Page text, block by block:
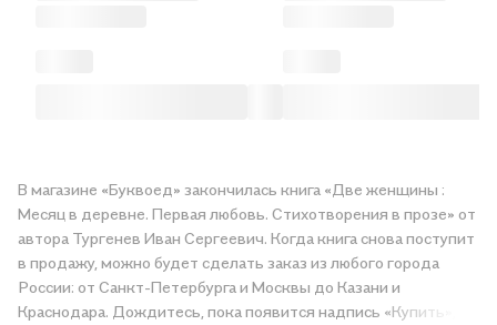
В магазине «Буквоед» закончилась книга «Две женщины :
Месяц в деревне. Первая любовь. Стихотворения в прозе» от
автора Тургенев Иван Сергеевич. Когда книга снова поступит
в продажу, можно будет сделать заказ из любого города
России: от Санкт-Петербурга и Москвы до Казани и
Краснодара. Дождитесь, пока появится надпись «Купить»,